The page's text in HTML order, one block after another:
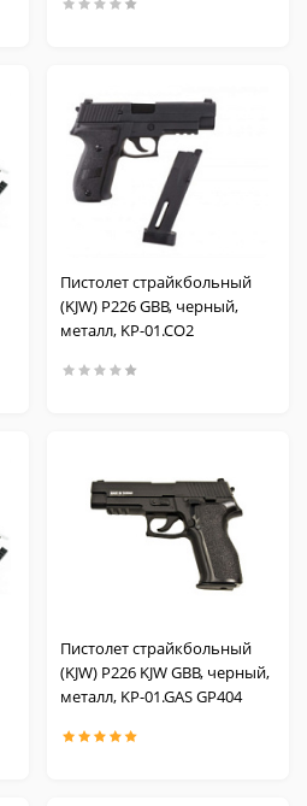
Пистолет страйкбольный
(KJW) P226 GBB, черный,
металл, KP-01.CO2
Пистолет страйкбольный
(KJW) P226 KJW GBB, черный,
металл, KP-01.GAS GP404